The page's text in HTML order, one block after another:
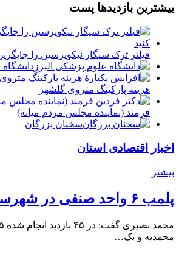
بیشترین بازدیدها پست
فیلتر ترک سیگار نیکوپرسین را
هزینه پارکینگ متروی گلشهر
فرمند (نماينده مجلس مردم میانه)
سخنان بزرگان
اخبار اقتصادی استان
بیشتر
پلمب ۶ واحد صنفی در شهرستان البرز
محمدیه و یک…